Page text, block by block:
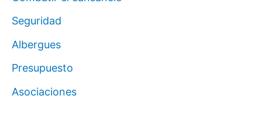
Seguridad
Albergues
Presupuesto
Asociaciones